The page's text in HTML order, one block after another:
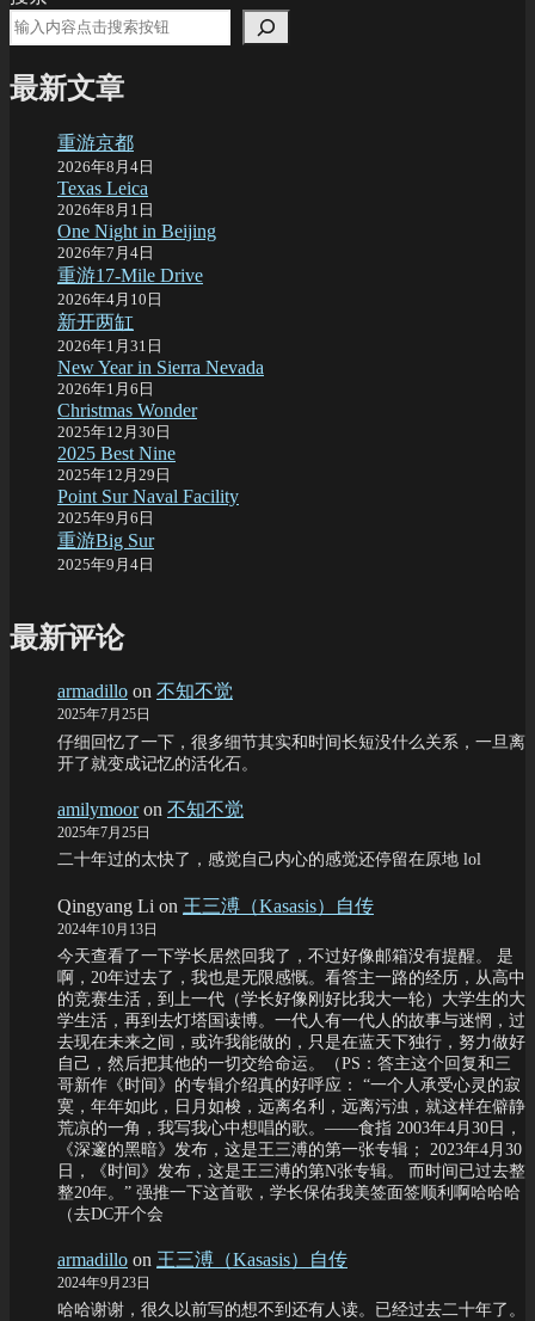
pagination
最新文章
重游京都
2026年8月4日
Texas Leica
2026年8月1日
One Night in Beijing
2026年7月4日
重游17-Mile Drive
2026年4月10日
新开两缸
2026年1月31日
New Year in Sierra Nevada
2026年1月6日
Christmas Wonder
2025年12月30日
2025 Best Nine
2025年12月29日
Point Sur Naval Facility
2025年9月6日
重游Big Sur
2025年9月4日
最新评论
armadillo on 不知不觉
2025年7月25日
仔细回忆了一下，很多细节其实和时间长短没什么关系，一旦离
开了就变成记忆的活化石。
amilymooron 不知不觉
2025年7月25日
二十年过的太快了，感觉自己内心的感觉还停留在原地 lol
Qingyang Li on 王三溥（Kasasis）自传
2024年10月13日
今天查看了一下学长居然回我了，不过好像邮箱没有提醒。 是
啊，20年过去了，我也是无限感慨。看答主一路的经历，从高中
的竞赛生活，到上一代（学长好像刚好比我大一轮）大学生的大
学生活，再到去灯塔国读博。一代人有一代人的故事与迷惘，过
去现在未来之间，或许我能做的，只是在蓝天下独行，努力做好
自己，然后把其他的一切交给命运。（PS：答主这个回复和三
哥新作《时间》的专辑介绍真的好呼应： “一个人承受心灵的寂
寞，年年如此，日月如梭，远离名利，远离污浊，就这样在僻静
荒凉的一角，我写我心中想唱的歌。——食指 2003年4月30日，
《深邃的黑暗》发布，这是王三溥的第一张专辑； 2023年4月30
日，《时间》发布，这是王三溥的第N张专辑。 而时间已过去整
整20年。” 强推一下这首歌，学长保佑我美签面签顺利啊哈哈哈
（去DC开个会
armadillo on 王三溥（Kasasis）自传
2024年9月23日
哈哈谢谢，很久以前写的想不到还有人读。已经过去二十年了。